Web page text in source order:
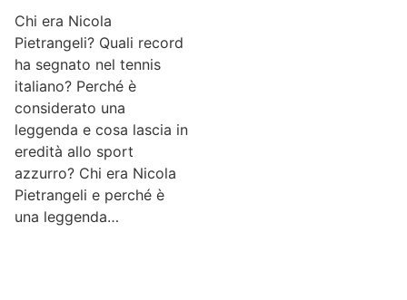
Chi era Nicola
Pietrangeli? Quali record
ha segnato nel tennis
italiano? Perché è
considerato una
leggenda e cosa lascia in
eredità allo sport
azzurro? Chi era Nicola
Pietrangeli e perché è
una leggenda…